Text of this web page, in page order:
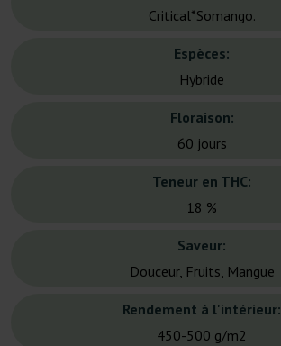
Critical*Somango.
Espèces:
Hybride
Floraison:
60 jours
Teneur en THC:
18 %
Saveur:
Douceur, Fruits, Mangue
Rendement à l'intérieur:
450-500 g/m2